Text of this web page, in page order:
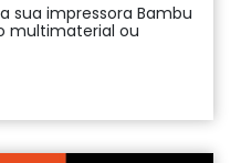
sua impressora Bambu
multimaterial ou